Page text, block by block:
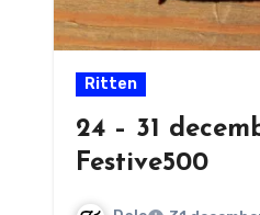
Ritten
24 – 31
Festive500